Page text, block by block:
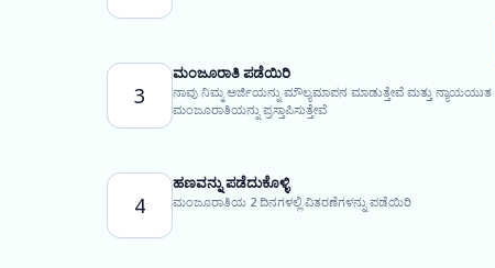
3
ಮಂಜೂರಾತಿ ಪಡೆಯಿರಿ
ನಾವು ನಿಮ್ಮ ಅರ್ಜಿಯನ್ನು ಮೌಲ್ಯಮಾಪನ ಮಾಡುತ್ತೇವೆ ಮತ್ತು ನ್ಯಾಯಯುತ
ಮಂಜೂರಾತಿಯನ್ನು ಪ್ರಸ್ತಾಪಿಸುತ್ತೇವೆ
4
ಹಣವನ್ನು ಪಡೆದುಕೊಳ್ಳಿ
ಮಂಜೂರಾತಿಯ 2 ದಿನಗಳಲ್ಲಿ ವಿತರಣೆಗಳನ್ನು ಪಡೆಯಿರಿ